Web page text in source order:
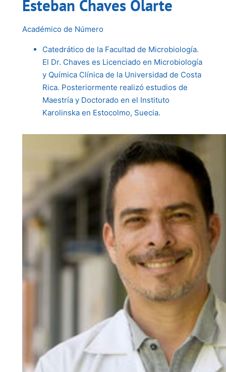
Esteban Chaves Olarte
Académico de Número
Catedrático de la Facultad de Microbiología.
El Dr. Chaves es Licenciado en Microbiología
y Química Clínica de la Universidad de Costa
Rica. Posteriormente realizó estudios de
Maestría y Doctorado en el Instituto
Karolinska en Estocolmo, Suecia.